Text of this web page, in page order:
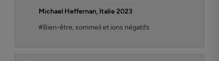
Michael Heffernan, Italie 2023
#Bien-être, sommeil et ions négatifs